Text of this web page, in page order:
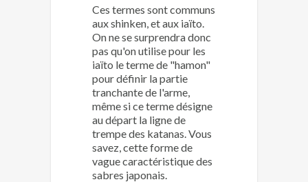
Ces termes sont communs
aux shinken, et aux iaïto.
On ne se surprendra donc
pas qu'on utilise pour les
iaïto le terme de "hamon"
pour définir la partie
tranchante de l'arme,
même si ce terme désigne
au départ la ligne de
trempe des katanas. Vous
savez, cette forme de
vague caractéristique des
sabres japonais.